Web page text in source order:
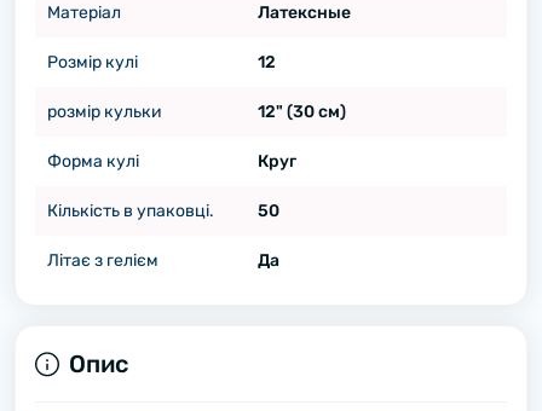
Матеріал Латексные
Розмір кулі 12
розмір кульки 12" (30 см)
Форма кулі Круг
Кількість в упаковці. 50
Літає з гелієм Да
Опис